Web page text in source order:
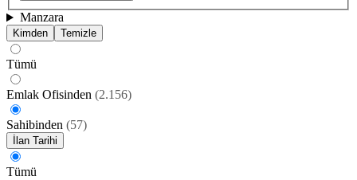
Manzara
Kimden Temizle
Tümü
Emlak Ofisinden (2.156)
Sahibinden (57)
İlan Tarihi
Tümü